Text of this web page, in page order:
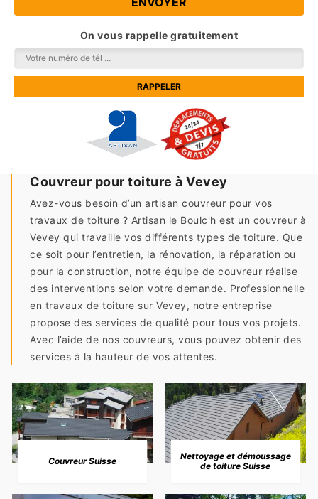
On vous rappelle gratuitement
Couvreur pour toiture à Vevey
Avez-vous besoin d’un artisan couvreur pour vos
travaux de toiture ? Artisan le Boulc'h est un couvreur à
Vevey qui travaille vos différents types de toiture. Que
ce soit pour l’entretien, la rénovation, la réparation ou
pour la construction, notre équipe de couvreur réalise
des interventions selon votre demande. Professionnelle
en travaux de toiture sur Vevey, notre entreprise
propose des services de qualité pour tous vos projets.
Avec l’aide de nos couvreurs, vous pouvez obtenir des
services à la hauteur de vos attentes.
Couvreur Suisse
Nettoyage et démoussage
de toiture Suisse